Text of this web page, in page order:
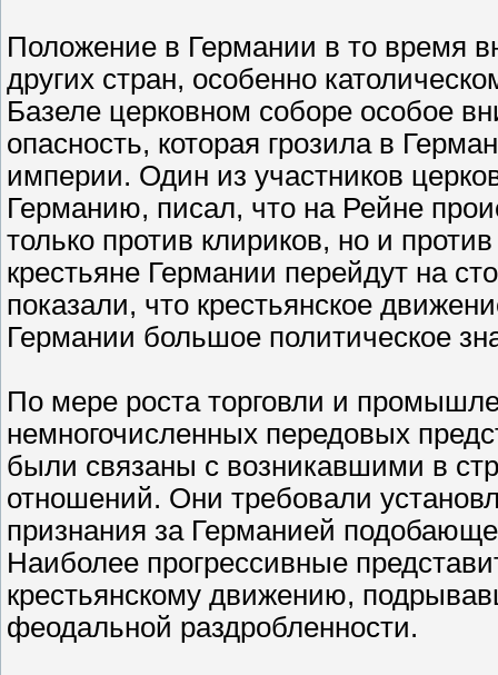
Положение в Германии в то время
других стран, особенно
Базеле церковном соборе особое
опасность, которая грозила в
империи. Один из участников
Германию, писал, что на Рейне
только против клириков, но и
крестьяне Германии перейдут на
показали, что крестьянское
Германии большое политическое
По мере роста торговли и
немногочисленных передовых
были связаны с возникавшими в
отношений. Они требовали
признания за Германией
Наиболее прогрессивные
крестьянскому движению,
феодальной раздробленности.